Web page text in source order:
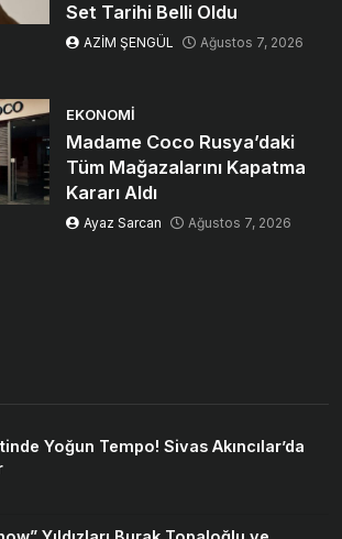
Set Tarihi Belli Oldu
AZİM ŞENGÜL Ağustos 7, 2026
EKONOMI
Madame Coco Rusya’daki
Tüm Mağazalarını Kapatma
Kararı Aldı
Ayaz Sarcan Ağustos 7, 2026
Yoğun Tempo! Sivas Akıncılar’da